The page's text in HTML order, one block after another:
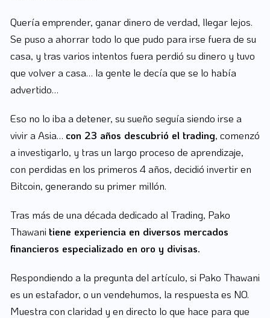
Quería emprender, ganar dinero de verdad, llegar lejos.
Se puso a ahorrar todo lo que pudo para irse fuera de su
casa, y tras varios intentos fuera perdió su dinero y tuvo
que volver a casa… la gente le decía que se lo había
advertido…
Eso no lo iba a detener, su sueño seguía siendo irse a
vivir a Asia… con 23 años descubrió el trading, comenzó
a investigarlo, y tras un largo proceso de aprendizaje,
con perdidas en los primeros 4 años, decidió invertir en
Bitcoin, generando su primer millón.
Tras más de una década dedicado al Trading, Pako
Thawani tiene experiencia en diversos mercados
financieros especializado en oro y divisas.
Respondiendo a la pregunta del artículo, si Pako Thawani
es un estafador, o un vendehumos, la respuesta es NO.
Muestra con claridad y en directo lo que hace para que